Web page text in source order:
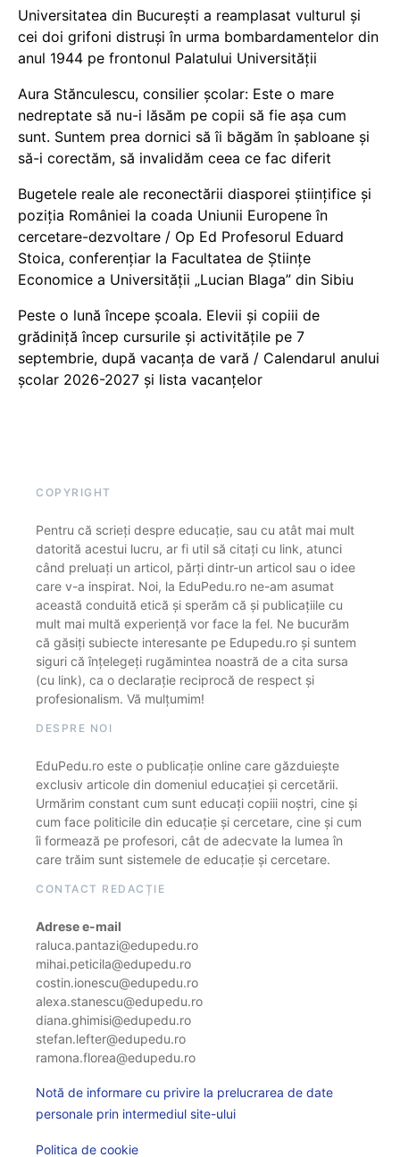
Universitatea din București a reamplasat vulturul și
cei doi grifoni distruși în urma bombardamentelor din
anul 1944 pe frontonul Palatului Universității
Aura Stănculescu, consilier școlar: Este o mare
nedreptate să nu-i lăsăm pe copii să fie așa cum
sunt. Suntem prea dornici să îi băgăm în șabloane și
să-i corectăm, să invalidăm ceea ce fac diferit
Bugetele reale ale reconectării diasporei științifice și
poziția României la coada Uniunii Europene în
cercetare-dezvoltare / Op Ed Profesorul Eduard
Stoica, conferențiar la Facultatea de Științe
Economice a Universității „Lucian Blaga” din Sibiu
Peste o lună începe școala. Elevii și copiii de
grădiniță încep cursurile și activitățile pe 7
septembrie, după vacanța de vară / Calendarul anului
școlar 2026-2027 și lista vacanțelor
COPYRIGHT
Pentru că scrieți despre educație, sau cu atât mai mult
datorită acestui lucru, ar fi util să citați cu link, atunci
când preluați un articol, părți dintr-un articol sau o idee
care v-a inspirat. Noi, la EduPedu.ro ne-am asumat
această conduită etică și sperăm că și publicațiile cu
mult mai multă experiență vor face la fel. Ne bucurăm
că găsiți subiecte interesante pe Edupedu.ro și suntem
siguri că înțelegeți rugămintea noastră de a cita sursa
(cu link), ca o declarație reciprocă de respect și
profesionalism. Vă mulțumim!
DESPRE NOI
EduPedu.ro este o publicație online care găzduiește
exclusiv articole din domeniul educației și cercetării.
Urmărim constant cum sunt educați copiii noștri, cine și
cum face politicile din educație și cercetare, cine și cum
îi formează pe profesori, cât de adecvate la lumea în
care trăim sunt sistemele de educație și cercetare.
CONTACT REDACȚIE
Adrese e-mail
raluca.pantazi@edupedu.ro
mihai.peticila@edupedu.ro
costin.ionescu@edupedu.ro
alexa.stanescu@edupedu.ro
diana.ghimisi@edupedu.ro
stefan.lefter@edupedu.ro
ramona.florea@edupedu.ro
Notă de informare cu privire la prelucrarea de date
personale prin intermediul site-ului
Politica de cookie